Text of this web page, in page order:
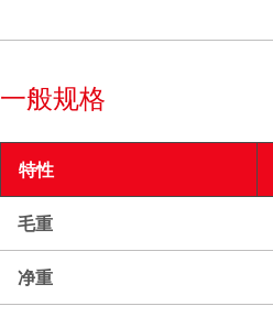
一般规格
特性
毛重
净重